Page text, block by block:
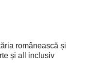
românească și
și all inclusiv